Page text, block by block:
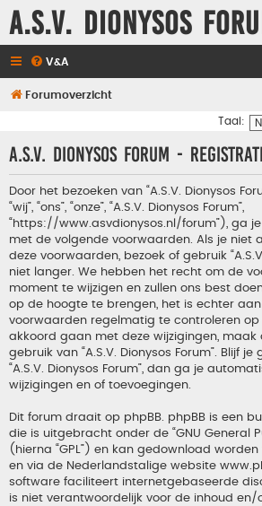
A.S.V. Dionysos
V&A
Forumoverzicht
Taal:
A.S.V. Dionysos Forum -
Door het bezoeken van “A.S.V. Dionysos
“wij”, “ons”, “onze”, “A.S.V. Dionysos Forum”,
“https://www.asvdionysos.nl/forum”), ga
met de volgende voorwaarden. Als je niet
deze voorwaarden, bezoek of gebruik
niet langer. We hebben het recht om de
moment te wijzigen en zullen ons best
op de hoogte te brengen, het is echter
voorwaarden regelmatig te controleren op
akkoord gaan met deze wijzigingen, maak
gebruik van “A.S.V. Dionysos Forum”. Blijf
“A.S.V. Dionysos Forum”, dan ga je
wijzigingen en of toevoegingen.
Dit forum draait op phpBB. phpBB is een
die is uitgebracht onder de “GNU General
(hierna “GPL”) en kan gedownload worden
en via de Nederlandstalige website
software faciliteert internetgebaseerde
is niet verantwoordelijk voor de inhoud